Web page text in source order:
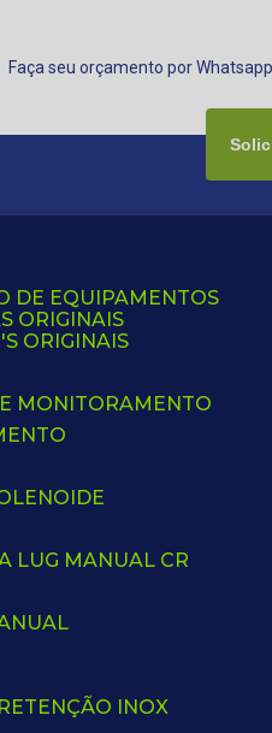
Faça seu orçamento por Whatsapp
DE EQUIPAMENTOS
ORIGINAIS
ORIGINAIS
E MONITORAMENTO
LUG MANUAL CR
INOX